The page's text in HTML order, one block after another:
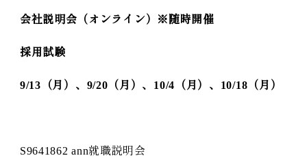
会社説明会（オンライン） ※ 随時開催
採用試験
9/13 （月）、 9/20 （月）、 10/4 （月）、 10/18 （月）
S9641862 ann就職説明会